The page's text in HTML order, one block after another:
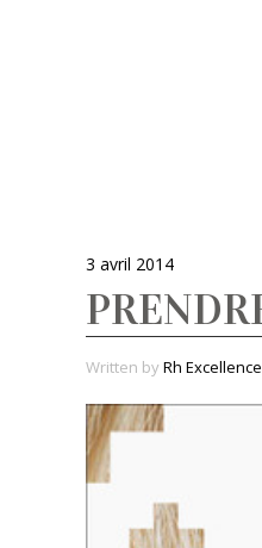
3 avril 2014
Written by Rh Excellence